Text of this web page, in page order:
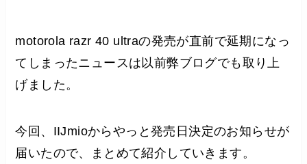
motorola razr 40 ultraの発売が直前で延期になっ
てしまったニュースは以前弊ブログでも取り上
げました。
今回、IIJmioからやっと発売日決定のお知らせが
届いたので、まとめて紹介していきます。